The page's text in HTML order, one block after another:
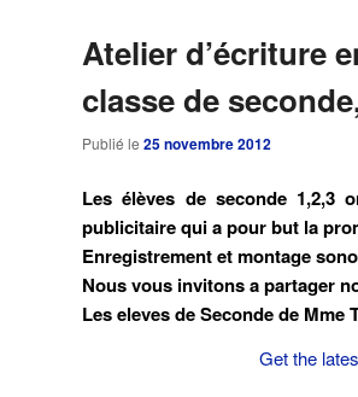
Atelier d’écriture
classe de
Publié le 25 novembre 2012
Les élèves de seconde 1,2,3
publicitaire qui a pour but la
Enregistrement et montage
Nous vous invitons a partager
Les eleves de Seconde de Mme
Get the